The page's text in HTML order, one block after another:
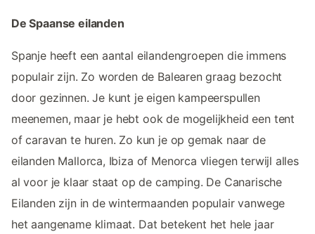
De Spaanse eilanden
Spanje heeft een aantal eilandengroepen die immens
populair zijn. Zo worden de Balearen graag bezocht
door gezinnen. Je kunt je eigen kampeerspullen
meenemen, maar je hebt ook de mogelijkheid een tent
of caravan te huren. Zo kun je op gemak naar de
eilanden Mallorca, Ibiza of Menorca vliegen terwijl alles
al voor je klaar staat op de camping. De Canarische
Eilanden zijn in de wintermaanden populair vanwege
het aangename klimaat. Dat betekent het hele jaar